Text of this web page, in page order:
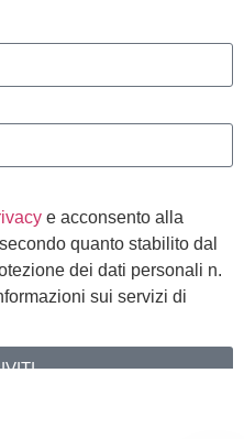
e acconsento alla
quanto stabilito dal
dei dati personali n.
sui servizi di